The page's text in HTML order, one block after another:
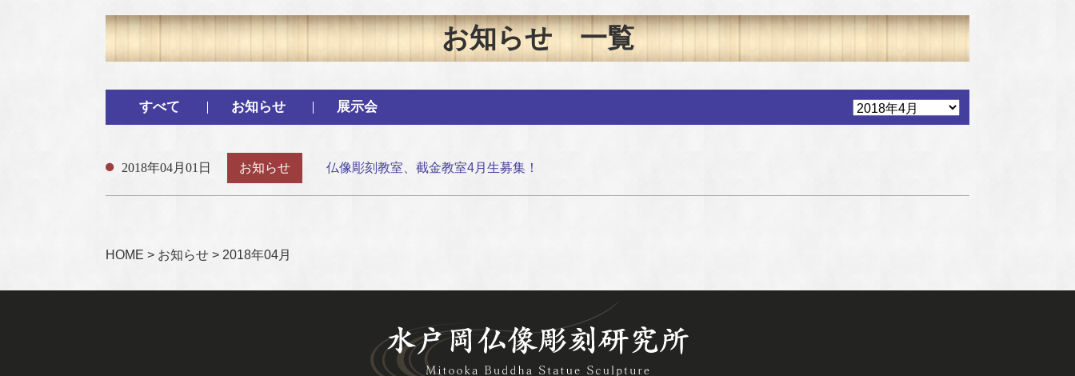
お知らせ 一覧
すべて お知らせ 展示会
2018年04月01日 お知らせ 仏像彫刻教室、截金教室4月生募集！
HOME > お知らせ > 2018年04月